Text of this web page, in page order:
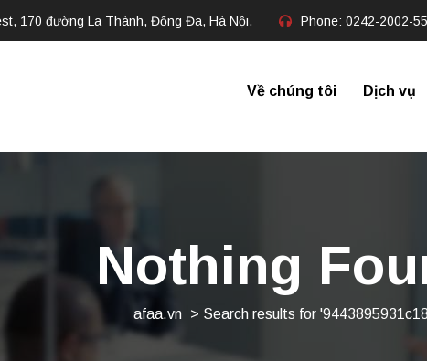
170 đường La Thành, Đống Đa, Hà Nội. Phone: 0242-2002-
Về chúng tôi Dịch vụ
Nothing
afaa.vn > Search results for